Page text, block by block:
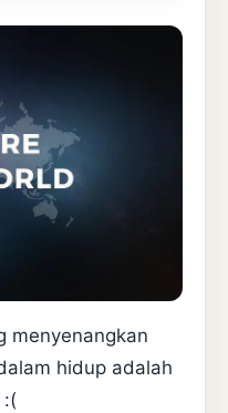
menyenangkan
hidup adalah